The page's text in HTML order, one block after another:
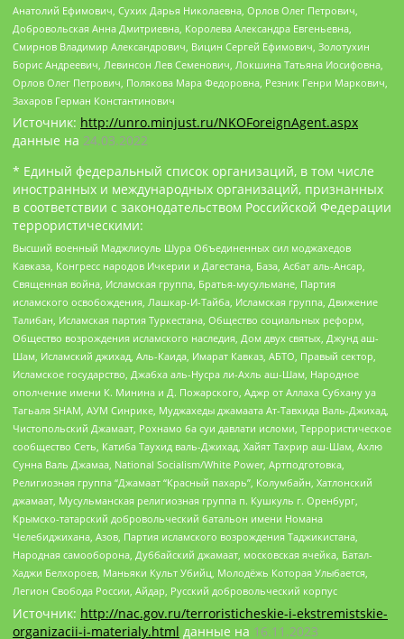
Анатолий Ефимович, Сухих Дарья Николаевна, Орлов Олег Петрович,
Добровольская Анна Дмитриевна, Королева Александра Евгеньевна,
Смирнов Владимир Александрович, Вицин Сергей Ефимович, Золотухин
Борис Андреевич, Левинсон Лев Семенович, Локшина Татьяна Иосифовна,
Орлов Олег Петрович, Полякова Мара Федоровна, Резник Генри Маркович,
Захаров Герман Константинович
Источник: http://unro.minjust.ru/NKOForeignAgent.aspx
данные на 24.03.2022
* Единый федеральный список организаций, в том числе
иностранных и международных организаций, признанных
в соответствии с законодательством Российской Федерации
террористическими:
Высший военный Маджлисуль Шура Объединенных сил моджахедов
Кавказа, Конгресс народов Ичкерии и Дагестана, База, Асбат аль-Ансар,
Священная война, Исламская группа, Братья-мусульмане, Партия
исламского освобождения, Лашкар-И-Тайба, Исламская группа, Движение
Талибан, Исламская партия Туркестана, Общество социальных реформ,
Общество возрождения исламского наследия, Дом двух святых, Джунд аш-
Шам, Исламский джихад, Аль-Каида, Имарат Кавказ, АБТО, Правый сектор,
Исламское государство, Джабха аль-Нусра ли-Ахль аш-Шам, Народное
ополчение имени К. Минина и Д. Пожарского, Аджр от Аллаха Субхану уа
Тагьаля SHAM, АУМ Синрике, Муджахеды джамаата Ат-Тавхида Валь-Джихад,
Чистопольский Джамаат, Рохнамо ба суи давлати исломи, Террористическое
сообщество Сеть, Катиба Таухид валь-Джихад, Хайят Тахрир аш-Шам, Ахлю
Сунна Валь Джамаа, National Socialism/White Power, Артподготовка,
Религиозная группа “Джамаат “Красный пахарь”, Колумбайн, Хатлонский
джамаат, Мусульманская религиозная группа п. Кушкуль г. Оренбург,
Крымско-татарский добровольческий батальон имени Номана
Челебиджихана, Азов, Партия исламского возрождения Таджикистана,
Народная самооборона, Дуббайский джамаат, московская ячейка, Батал-
Хаджи Белхороев, Маньяки Культ Убийц, Молодёжь Которая Улыбается,
Легион Свобода России, Айдар, Русский добровольческий корпус
Источник: http://nac.gov.ru/terroristicheskie-i-ekstremistskie-
organizacii-i-materialy.html данные на 16.11.2023